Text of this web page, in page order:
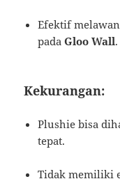
Efektif
padaGloo Wall.
Kekurangan:
Plushie bisa
tepat.
Tidak memiliki